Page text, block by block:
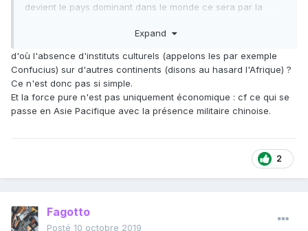
devient le pays dominant dans le monde ce sera par la
Expand
d'où l'absence d'instituts culturels (appelons les par exemple
Confucius) sur d'autres continents (disons au hasard l'Afrique) ?
Ce n'est donc pas si simple.
Et la force pure n'est pas uniquement économique : cf ce qui se
passe en Asie Pacifique avec la présence militaire chinoise.
2
Fagotto
Posté 10 octobre 2019